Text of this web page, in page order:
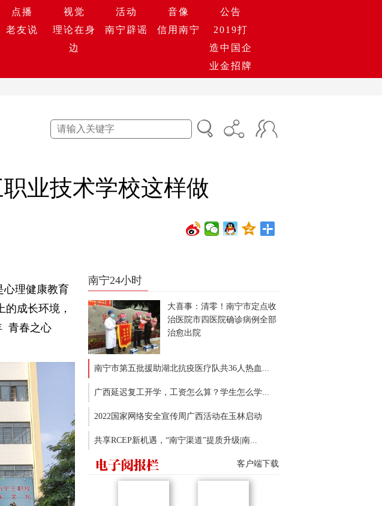
点播 视觉 活动 音像
公告
老友说
理论在身
边
南宁辟谣 信用南宁
2019打
造中国企
业金招牌
业技术学校这样做
理健康教育
成长环境，
青春之心
南宁24小时
大喜事：清零！南宁市定点收
治医院市四医院确诊病例全部
治愈出院
南宁市第五批援助湖北抗疫医疗队共36人热血...
广西延迟复工开学，工资怎么算？学生怎么学...
2022国家网络安全宣传周广西活动在玉林启动
共享RCEP新机遇，“南宁渠道”提质升级|南...
客户端下载